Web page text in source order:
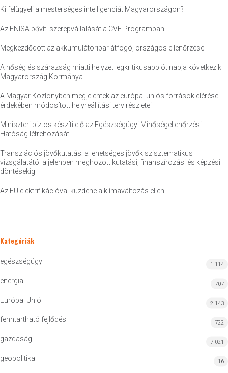
Ki felügyeli a mesterséges intelligenciát Magyarországon?
Az ENISA bővíti szerepvállalását a CVE Programban
Megkezdődött az akkumulátoripar átfogó, országos ellenőrzése
A hőség és szárazság miatti helyzet legkritikusabb öt napja következik –
Magyarország Kormánya
A Magyar Közlönyben megjelentek az európai uniós források elérése
érdekében módosított helyreállítási terv részletei
Miniszteri biztos készíti elő az Egészségügyi Minőségellenőrzési
Hatóság létrehozását
Transzlációs jövőkutatás: a lehetséges jövők szisztematikus
vizsgálatától a jelenben meghozott kutatási, finanszírozási és képzési
döntésekig
Az EU elektrifikációval küzdene a klímaváltozás ellen
Kategóriák
egészségügy 1 114
energia 707
Európai Unió 2 143
fenntartható fejlődés 722
gazdaság 7 021
geopolitika 16